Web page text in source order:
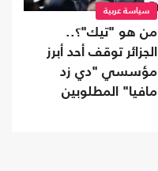
سياسة عربية
من هو "تيك"؟..
الجزائر توقف أحد أبرز
مؤسسي "دي زد
مافيا" المطلوبين